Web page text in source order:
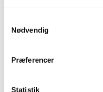
Nødvendig
Præferencer
Statistik